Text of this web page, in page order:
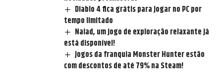
Diablo 4 fica grátis para jogar no PC por
tempo limitado
Naiad, um jogo de exploração relaxante já
está disponível!
Jogos da franquia Monster Hunter estão
com descontos de até 79% na Steam!